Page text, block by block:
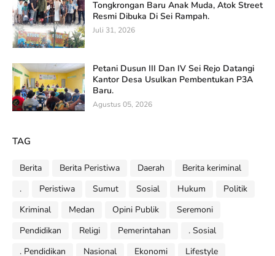
Tongkrongan Baru Anak Muda, Atok Street
Resmi Dibuka Di Sei Rampah.
Juli 31, 2026
Petani Dusun III Dan IV Sei Rejo Datangi
Kantor Desa Usulkan Pembentukan P3A
Baru.
Agustus 05, 2026
TAG
Berita Berita Peristiwa Daerah
Berita keriminal
.
Peristiwa Sumut Sosial Hukum
Politik
Kriminal
Medan Opini Publik
Seremoni
Pendidikan
Religi Pemerintahan
. Sosial
. Pendidikan
Nasional Ekonomi
Lifestyle